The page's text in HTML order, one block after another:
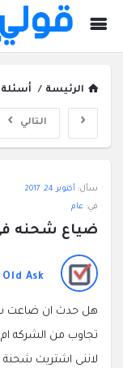
الرئيسة / أسئلة
التالي
سؤال
وجواب
الاحدث
أسئلة
سأل: أكتوبر 24, 2017
في: عام
ضياع شحنه
Old Ask
هل حدث ان ضاعت
تجاوب من الشركه
لاننى اشتريت شحنة